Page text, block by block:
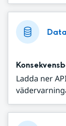
Data
Ladda ner